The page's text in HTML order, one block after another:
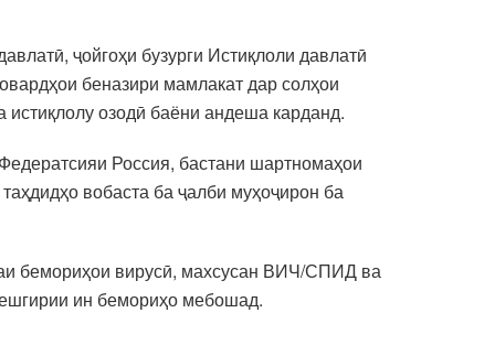
ҷойгоҳи бузурги Истиқлоли давлатӣ
беназири мамлакат дар солҳои
озодӣ баёни андеша карданд.
Россия, бастани шартномаҳои
вобаста ба ҷалби муҳоҷирон ба
бемориҳои вирусӣ, махсусан ВИЧ/СПИД ва
ин бемориҳо мебошад.